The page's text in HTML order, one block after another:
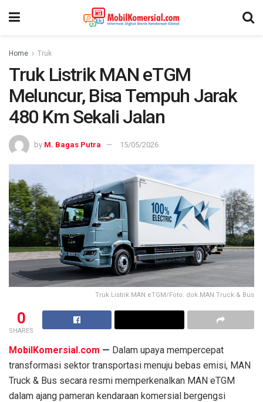
Home Truk
Truk Listrik MAN eTGM
Meluncur, Bisa Tempuh Jarak
480 Km Sekali Jalan
by M. Bagas Putra 15/05/2026
Truk Listrik MAN eTGM/Foto: dok.MAN Truck & Bus
0
SHARES
MobilKomersial.com — Dalam upaya mempercepat
transformasi sektor transportasi menuju bebas emisi, MAN
Truck & Bus secara resmi memperkenalkan MAN eTGM
dalam ajang pameran kendaraan komersial bergengsi